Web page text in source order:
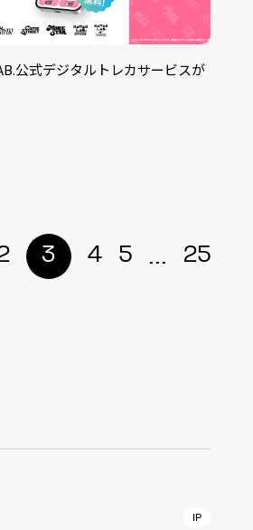
公式デジタルトレカサービスが
3 4 5 ... 25
IP